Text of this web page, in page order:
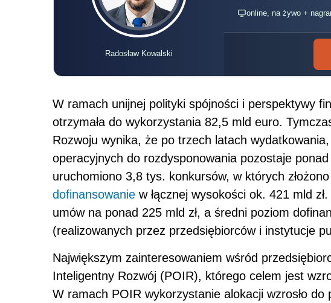
Radosław Kowalski
online, na żywo +
W ramach unijnej polityki spójności i perspektywy
otrzymała do wykorzystania 82,5 mld euro.
Rozwoju wynika, że po trzech latach
operacyjnych do rozdysponowania pozostaje
uruchomiono 3,8 tys. konkursów, w których
dofinansowanie w łącznej wysokości ok. 421 mld
umów na ponad 225 mld zł, a średni poziom
(realizowanych przez przedsiębiorców i instytucje
Największym zainteresowaniem wśród
Inteligentny Rozwój (POIR), którego celem jest
W ramach POIR wykorzystanie alokacji wzrosło do